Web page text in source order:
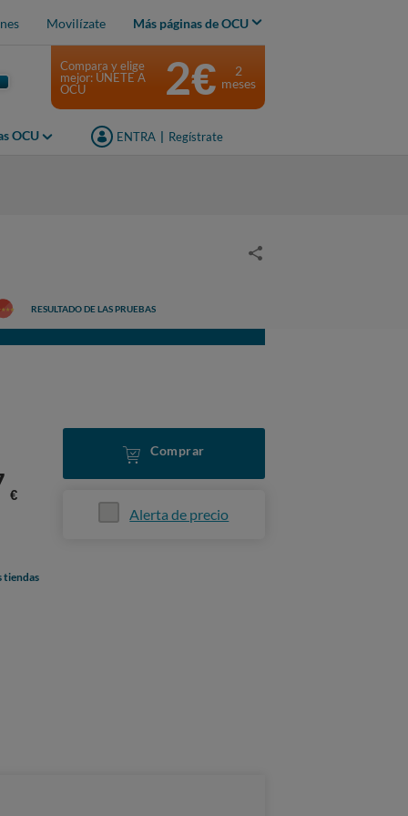
Movilízate Más páginas de OCU
OCU ENTRA Regístrate
Compara y elige
mejor: ÚNETE A
OCU
2€
2
meses
RESULTADO DE LAS PRUEBAS
€
Comprar
Alerta de precio
tiendas